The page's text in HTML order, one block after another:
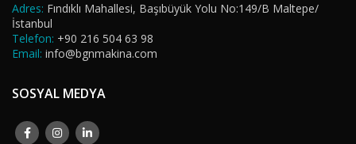
Adres: Fındıklı Mahallesi, Başıbüyük Yolu No:149/B Maltepe/
İstanbul
Telefon: +90 216 504 63 98
Email: info@bgnmakina.com
SOSYAL MEDYA